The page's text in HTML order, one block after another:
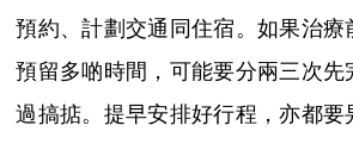
預約、計劃交通同住宿。如果治療
預留多啲時間，可能要分兩三次先
過搞掂。提早安排好行程，亦都要